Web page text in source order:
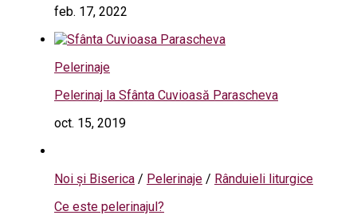
feb. 17, 2022
Pelerinaje
Pelerinaj la Sfânta Cuvioasă Parascheva
oct. 15, 2019
Noi și Biserica / Pelerinaje / Rânduieli liturgice
Ce este pelerinajul?